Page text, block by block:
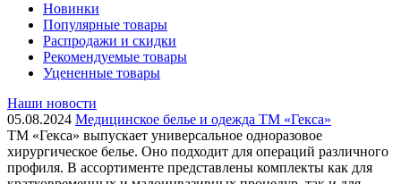
Новинки
Популярные товары
Распродажи и скидки
Рекомендуемые товары
Уцененные товары
Наши новости
05.08.2024 Медицинское белье и одежда ТМ «Гекса»
ТМ «Гекса» выпускает универсальное одноразовое
хирургическое белье. Оно подходит для операций различного
профиля. В ассортименте представлены комплекты как для